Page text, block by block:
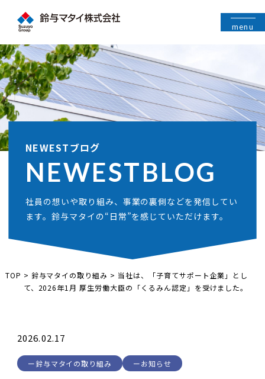
menu
NEWESTブログ
NEWESTBLOG
社員の想いや取り組み、事業の裏側などを発信してい
ます。鈴与マタイの“日常”を感じていただけます。
TOP > 鈴与マタイの取り組み > 当社は、「子育てサポート企業」とし
て、2026年1月 厚生労働大臣の「くるみん認定」を受けました。
2026.02.17
鈴与マタイの取り組み お知らせ